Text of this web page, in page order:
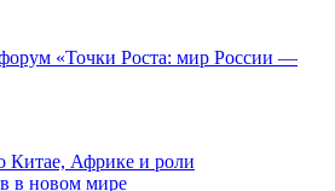
«Точки Роста: мир России —
Китае, Африке и роли
в новом мире